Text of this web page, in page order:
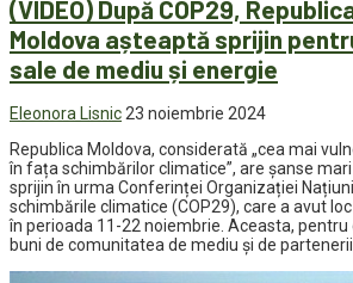
(VIDEO) După COP29,
Moldova așteaptă sprijin
sale de mediu și energie
Eleonora Lisnic 23 noiembrie 2024
Republica Moldova, considerată „cea mai
în fața schimbărilor climatice”, are șanse
sprijin în urma Conferinței Organizației
schimbările climatice (COP29), care a avut
în perioada 11-22 noiembrie. Aceasta,
buni de comunitatea de mediu și de partenerii